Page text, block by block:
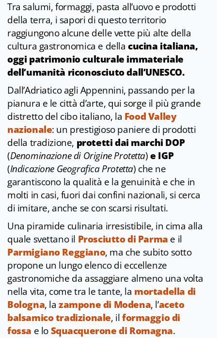
Tra salumi, formaggi, pasta all’uovo e prodotti
della terra, i sapori di questo territorio
raggiungono alcune delle vette più alte della
cultura gastronomica e dellacucina italiana,
oggi patrimonio culturale immateriale
dell’umanità riconosciuto dall’UNESCO.
Dall’Adriatico agli Appennini, passando per la
pianura e le città d’arte, qui sorge il più grande
distretto del cibo italiano, la Food Valley
nazionale: un prestigioso paniere di prodotti
della tradizione, protetti dai marchi DOP
(Denominazione di Origine Protetta)e IGP
(Indicazione Geografica Protetta) che ne
garantiscono la qualità e la genuinità e che in
molti in casi, fuori dai confini nazionali, si cerca
di imitare, anche se con scarsi risultati.
Una piramide culinaria irresistibile, in cima alla
quale svettano il Prosciutto di Parma e il
Parmigiano Reggiano, ma che subito sotto
propone un lungo elenco di eccellenze
gastronomiche da assaggiare almeno una volta
nella vita, come tra le tante, la mortadella di
Bologna, lazampone di Modena, l’aceto
balsamico tradizionale, ilformaggio di
fossa e loSquacquerone di Romagna.